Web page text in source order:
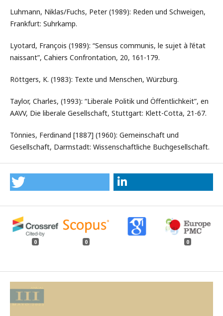
Luhmann, Niklas/Fuchs, Peter (1989): Reden und Schweigen,
Frankfurt: Suhrkamp.
Lyotard, François (1989): “Sensus communis, le sujet à l’état
naissant”, Cahiers Confrontation, 20, 161-179.
Röttgers, K. (1983): Texte und Menschen, Würzburg.
Taylor, Charles, (1993): “Liberale Politik und Öffentlichkeit”, en
AAVV, Die liberale Gesellschaft, Stuttgart: Klett-Cotta, 21-67.
Tönnies, Ferdinand [1887] (1960): Gemeinschaft und
Gesellschaft, Darmstadt: Wissenschaftliche Buchgesellschaft.
0 0 0